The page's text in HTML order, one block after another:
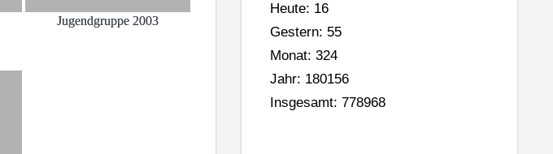
Jugendgruppe 2003
Heute: 16
Gestern: 55
Monat: 324
Jahr: 180156
Insgesamt: 778968